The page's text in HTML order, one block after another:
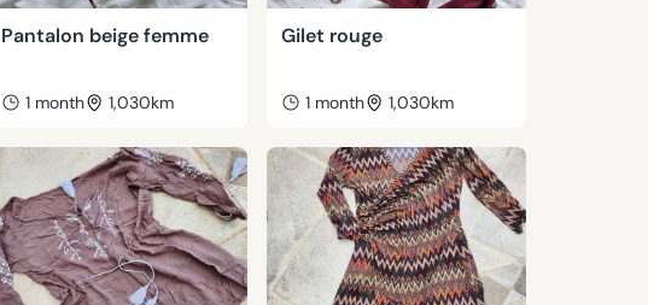
Pantalon beige femme
1 month 1,030km
Gilet rouge
1 month 1,030km